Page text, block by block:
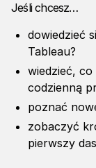
Jeśli chcesz…
dowiedzieć
Tableau?
wiedzieć, co
codzienną
poznać
zobaczyć
pierwszy